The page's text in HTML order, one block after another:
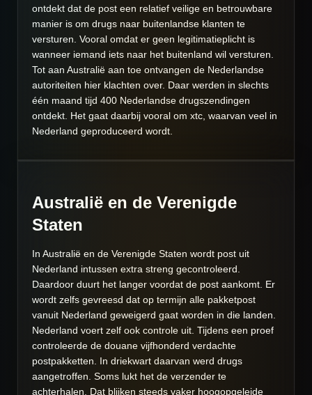
ontdekt dat de post een relatief veilige en betrouwbare
manier is om drugs naar buitenlandse klanten te
versturen. Vooral omdat er geen legitimatieplicht is
wanneer iemand iets naar het buitenland wil versturen.
Tot aan Australië aan toe ontvangen de Nederlandse
autoriteiten hier klachten over. Daar werden in slechts
één maand tijd 400 Nederlandse drugszendingen
ontdekt. Het gaat daarbij vooral om xtc, waarvan veel in
Nederland geproduceerd wordt.
Australië en de Verenigde
Staten
In Australië en de Verenigde Staten wordt post uit
Nederland intussen extra streng gecontroleerd.
Daardoor duurt het langer voordat de post aankomt. Er
wordt zelfs gevreesd dat op termijn alle pakketpost
vanuit Nederland geweigerd gaat worden in die landen.
Nederland voert zelf ook controle uit. Tijdens een proef
controleerde de douane vijfhonderd verdachte
postpakketten. In driekwart daarvan werd drugs
aangetroffen. Soms lukt het de verzender te
achterhalen. Dat blijken steeds vaker hoogopgeleide